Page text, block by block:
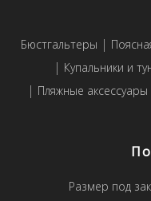
Бюстгальтеры
Купальники и
Пляжные аксессуары
Размер под